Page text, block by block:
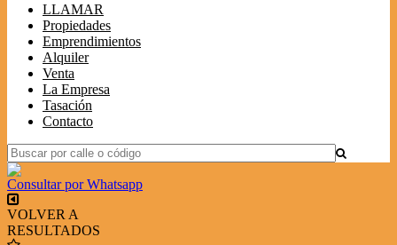
LLAMAR
Propiedades
Emprendimientos
Alquiler
Venta
La Empresa
Tasación
Contacto
Consultar por Whatsapp
VOLVER A
RESULTADOS